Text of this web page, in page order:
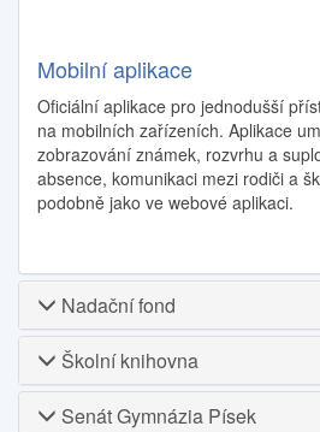
Mobilní aplikace
Oficiální aplikace pro jednodušší
na mobilních zařízeních. Aplikace
zobrazování známek, rozvrhu a
absence, komunikaci mezi rodiči a
podobně jako ve webové aplikaci.
Nadační fond
Školní knihovna
Senát Gymnázia Písek